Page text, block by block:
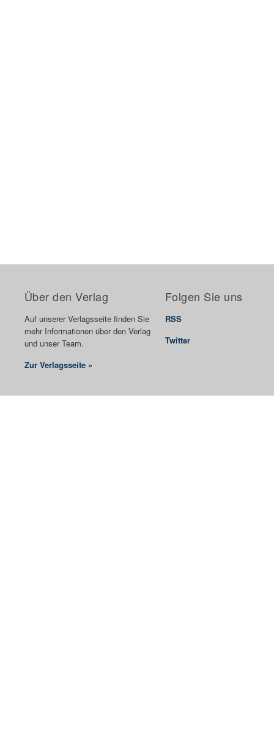
Über den Verlag
Auf unserer Verlagsseite finden Sie
mehr Informationen über den Verlag
und unser Team.
Zur Verlagsseite »
Folgen Sie uns
RSS
Twitter